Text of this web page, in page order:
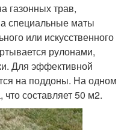
газонных трав,
специальные маты
или искусственного
рулонами,
Для эффективной
на поддоны. На одном
составляет 50 м2.